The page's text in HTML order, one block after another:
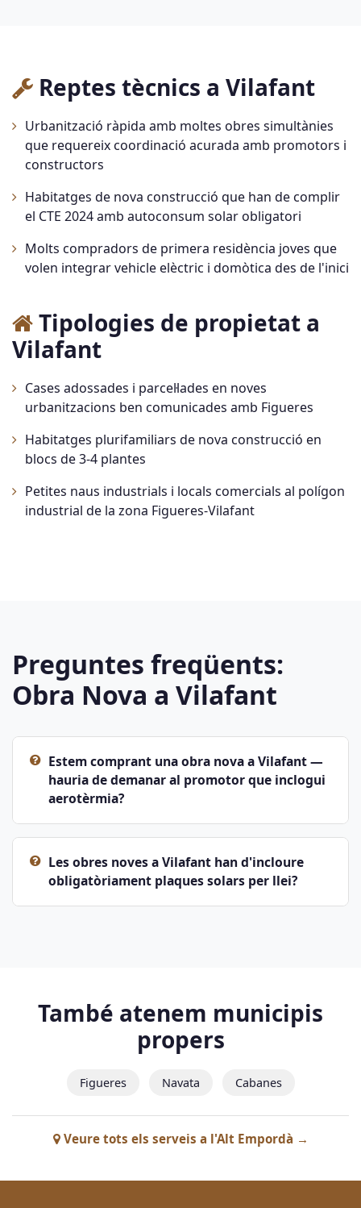
Reptes tècnics a Vilafant
Urbanització ràpida amb moltes obres simultànies
que requereix coordinació acurada amb promotors i
constructors
Habitatges de nova construcció que han de complir
el CTE 2024 amb autoconsum solar obligatori
Molts compradors de primera residència joves que
volen integrar vehicle elèctric i domòtica des de l'inici
Tipologies de propietat a
Vilafant
Cases adossades i parcel·lades en noves
urbanitzacions ben comunicades amb Figueres
Habitatges plurifamiliars de nova construcció en
blocs de 3-4 plantes
Petites naus industrials i locals comercials al polígon
industrial de la zona Figueres-Vilafant
Preguntes freqüents:
Obra Nova a Vilafant
Estem comprant una obra nova a Vilafant —
hauria de demanar al promotor que inclogui
aerotèrmia?
Les obres noves a Vilafant han d'incloure
obligatòriament plaques solars per llei?
També atenem municipis
propers
Figueres Navata Cabanes
Veure tots els serveis a l'Alt Empordà →